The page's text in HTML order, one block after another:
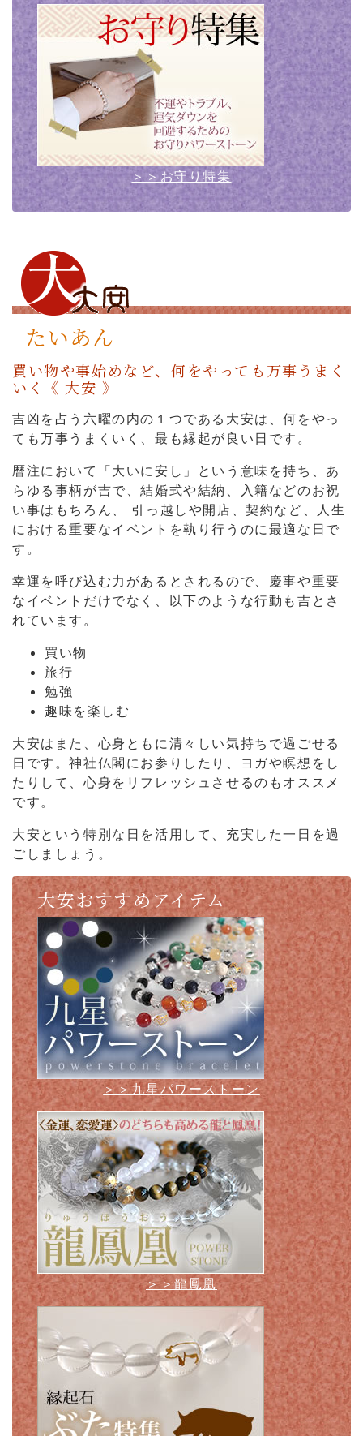
＞＞お守り特集
たいあん
買い物や事始めなど、何をやっても万事うまく
いく《 大安 》
吉凶を占う六曜の内の１つである大安は、何をやっ
ても万事うまくいく、最も縁起が良い日です。
暦注において「大いに安し」という意味を持ち、あ
らゆる事柄が吉で、結婚式や結納、入籍などのお祝
い事はもちろん、
引っ越しや開店、契約など、人生
における重要なイベントを執り行うのに最適な日で
す。
幸運を呼び込む力があるとされるので、慶事や重要
なイベントだけでなく、以下のような行動も吉とさ
れています。
買い物
旅行
勉強
趣味を楽しむ
大安はまた、心身ともに清々しい気持ちで過ごせる
日です。神社仏閣にお参りしたり、ヨガや瞑想をし
たりして、心身を リフレッシュさせるのもオススメ
です。
大安という特別な日を活用して、充実した一日を過
ごしましょう。
大安おすすめアイテム
＞＞九星パワーストーン
＞＞龍鳳凰